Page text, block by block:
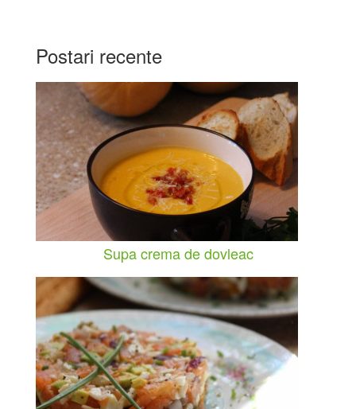
Postari recente
Supa crema de dovleac